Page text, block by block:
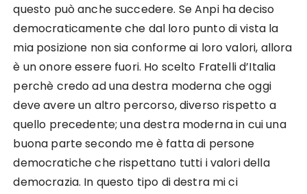
questo può anche succedere. Se Anpi ha deciso
democraticamente che dal loro punto di vista la
mia posizione non sia conforme ai loro valori, allora
è un onore essere fuori. Ho scelto Fratelli d’Italia
perchè credo ad una destra moderna che oggi
deve avere un altro percorso, diverso rispetto a
quello precedente; una destra moderna in cui una
buona parte secondo me è fatta di persone
democratiche che rispettano tutti i valori della
democrazia. In questo tipo di destra mi ci